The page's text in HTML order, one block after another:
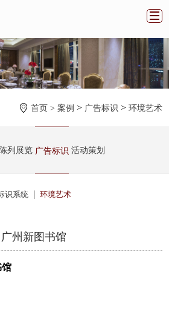
首页 > 案例 > 广告标识 > 环境艺术
陈列展览 广告标识 活动策划
识系统 | 环境艺术
广州新图书馆
馆